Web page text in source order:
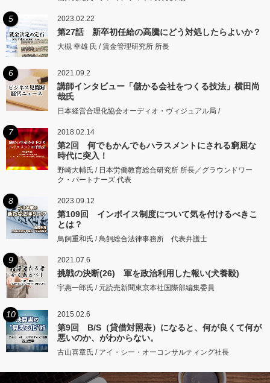
5 2023.02.22
第27話 新卒初任給の高騰にどう対処したらよいか？
大槻 幸雄 氏 / 賃金管理研究所 所長
6 2021.09.2
講師インタビュー「儲かる会社をつくる技法」横田尚
哉氏
日本経営合理化協会オーディオ・ヴィジュアル局 /
7 2018.02.14
第2回 何でもかんでもハラスメントにされる窮屈な
時代に突入！
野崎大輔氏 / 日本労働教育総合研究所 所長／グラウンドワー
ク・パートナーズ 代表
8 2023.09.12
第109回 インボイス制度について気を付けるべきこ
とは？
鳥飼重和氏 / 鳥飼総合法律事務所 代表弁護士
9 2021.07.6
挑戦の決断(26) 軍を政治利用した報い(犬養毅)
宇惠一郎氏 / 元読売新聞東京本社国際部編集委員
10 2015.02.6
第9回 B/S（貸借対照表）になると、何が良くて何が
悪いのか、がわからない。
古山喜章氏 / アイ・シー・オーコンサルティング社長